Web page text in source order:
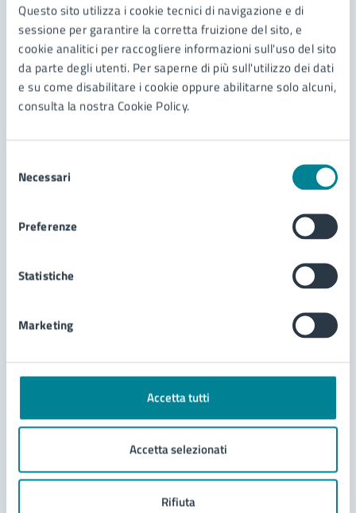
Questo sito utilizza i cookie tecnici di navigazione e di
sessione per garantire la corretta fruizione del sito, e
cookie analitici per raccogliere informazioni sull'uso del sito
da parte degli utenti. Per saperne di più sull'utilizzo dei dati
e su come disabilitare i cookie oppure abilitarne solo alcuni,
consulta la nostra Cookie Policy.
delNecessari
Preferenze
Statistiche
Marketing
Accetta tutti
Accetta selezionati
Rifiuta
SPETTACOLO DI DANZA DAL19/05/24
LEGGI DI PIÙ
Gennaio
2024
SPETTACOLO DI DANZA DAL13/01/24—AL13/01/24
Rassegna benefica A tutta danza